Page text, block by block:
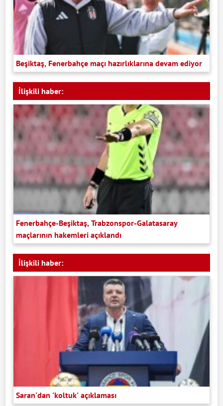
Beşiktaş, Fenerbahçe maçı hazırlıklarına devam ediyor
İlişkili haber:
Fenerbahçe-Beşiktaş, Trabzonspor-Galatasaray
maçlarının hakemleri açıklandı
İlişkili haber:
Saran'dan 'koltuk' açıklaması